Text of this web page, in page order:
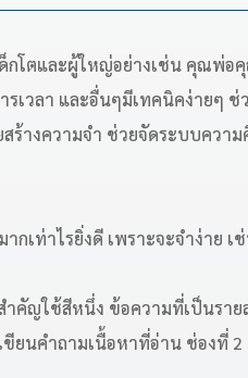
โตและผู้ใหญ่อย่างเช่น คุณพ่
เวลา และอื่นๆมีเทคนิคง่ายๆ
างความจำ ช่วยจัดระบบความ
กเท่าไรยิ่งดี เพราะจะจำง่าย
คัญใช้สีหนึ่ง ข้อความที่เป็นราย
ยนคำถามเนื้อหาที่อ่าน ช่องที่